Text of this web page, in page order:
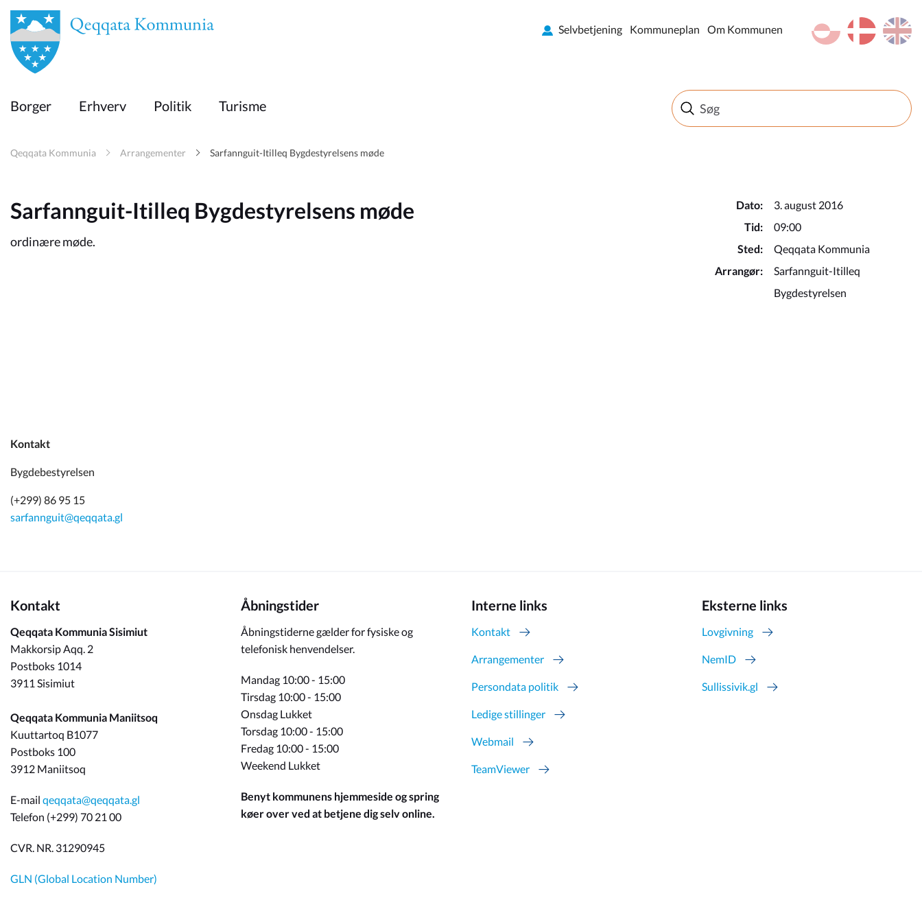
en
Borger
Erhverv
Politik
Turisme
en
da
kl-GL
Selvbetjening Kommuneplan Om Kommunen
Borger Erhverv Politik Turisme
Qeqqata Kommunia Arrangementer Sarfannguit-Itilleq Bygdestyrelsens møde
Sarfannguit-Itilleq Bygdestyrelsens møde
ordinære møde.
Dato:
3. august 2016
Tid:
09:00
Sted:
Qeqqata Kommunia
Arrangør:
Sarfannguit-Itilleq
Bygdestyrelsen
Kontakt
Bygdebestyrelsen
(+299) 86 95 15
sarfannguit@qeqqata.gl
Kontakt
Qeqqata Kommunia Sisimiut
Makkorsip Aqq. 2
Postboks 1014
3911 Sisimiut
Qeqqata Kommunia Maniitsoq
Kuuttartoq B1077
Postboks 100
3912 Maniitsoq
E-mail qeqqata@qeqqata.gl
Telefon (+299) 70 21 00
CVR. NR. 31290945
GLN (Global Location Number)
Åbningstider
Åbningstiderne gælder for fysiske og
telefonisk henvendelser.
Mandag 10:00 - 15:00
Tirsdag 10:00 - 15:00
Onsdag Lukket
Torsdag 10:00 - 15:00
Fredag 10:00 - 15:00
Weekend Lukket
Benyt kommunens hjemmeside og spring
køer over ved at betjene dig selv online.
Interne links
Kontakt
Arrangementer
Persondata politik
Ledige stillinger
Webmail
TeamViewer
Eksterne links
Lovgivning
NemID
Sullissivik.gl